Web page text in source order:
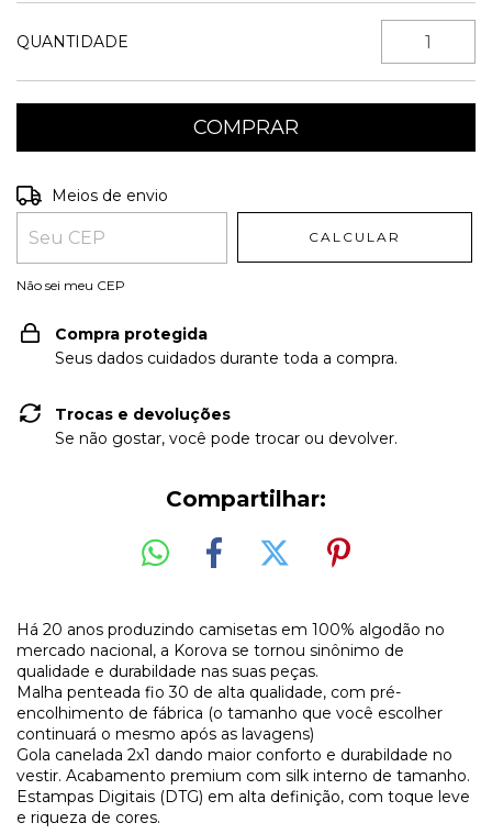
QUANTIDADE
Entregas para o CEP:
Meios de envio
CALCULAR
Não sei meu CEP
Compra protegida
Seus dados cuidados durante toda a compra.
Trocas e devoluções
Se não gostar, você pode trocar ou devolver.
Compartilhar:
Há 20 anos produzindo camisetas em 100% algodão no
mercado nacional, a Korova se tornou sinônimo de
qualidade e durabildade nas suas peças.
Malha penteada fio 30 de alta qualidade, com pré-
encolhimento de fábrica (o tamanho que você escolher
continuará o mesmo após as lavagens)
Gola canelada 2x1 dando maior conforto e durabildade no
vestir. Acabamento premium com silk interno de tamanho.
Estampas Digitais (DTG) em alta definição, com toque leve
e riqueza de cores.